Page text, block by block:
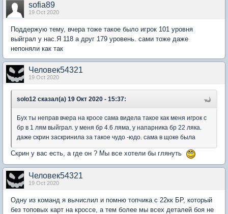
sofia89
19 Oct 2020
Поддержую тему, вчера тоже такое было игрок 101 уровня
выйграл у нас.Я 118 а друг 179 уровень. сами тоже даже
непоняли как так
Человек54321
19 Oct 2020
solo12 сказал(а) 19 Окт 2020 - 15:37:
Бух ты неправ вчера на кросе сама видела такое как меня игрок с
бр в 1 лям выйграл. у меня бр 4.6 ляма, у напарника бр 22 ляка.
даже скрин заскринила за такое чудо -юдо. сама в щоке была
Скрин у вас есть, а где он ? Мы все хотели бы глянуть
Человек54321
19 Oct 2020
Одну из команд я вычислил и помню топчика с 22кк БР, который
без топовых карт на кроссе, а тем более мы всех деталей боя не